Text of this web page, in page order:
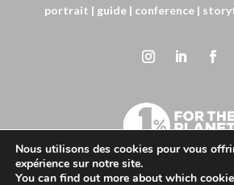
portrait | guide | conference |
Nous utilisons des cookies pour vous
expérience sur notre site.
You can find out more about which